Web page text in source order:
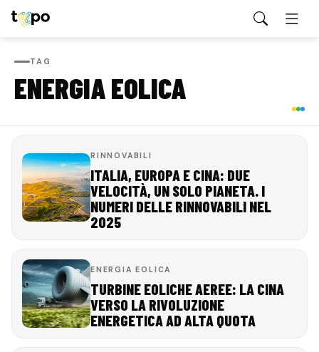
TAG
ENERGIA EOLICA
RINNOVABILI
ITALIA, EUROPA E CINA: DUE
VELOCITÀ, UN SOLO PIANETA. I
NUMERI DELLE RINNOVABILI NEL
2025
ENERGIA EOLICA
TURBINE EOLICHE AEREE: LA CINA
VERSO LA RIVOLUZIONE
ENERGETICA AD ALTA QUOTA